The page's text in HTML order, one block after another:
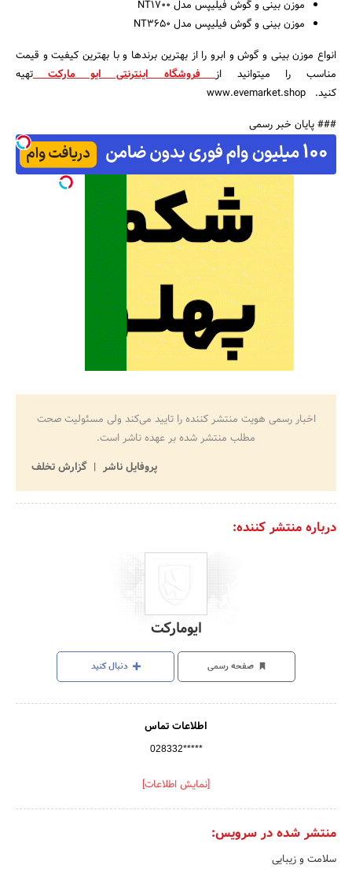
موزن بینی و گوش فیلیپس مدل NT1700
موزن بینی و گوش فیلیپس مدل NT3650
انواع موزن بینی و گوش و ابرو را از بهترین برندها و با بهترین کیفیت و قیمت
مناسب را می­توانید ازفروشگاه اینترنتی ایو مارکتتهیه
کنید. www.evemarket.shop
### پایان خبر رسمی
اخبار رسمی هویت منتشر کننده را تایید می‌کند ولی مسئولیت صحت
مطلب منتشر شده بر عهده ناشر است.
پروفایل ناشر
گزارش تخلف
درباره منتشر کننده:
ایومارکت
صفحه رسمی دنبال کنید
اطلاعات تماس
028332*****
[نمایش اطلاعات]
منتشر شده در سرویس:
سلامت و زیبایی